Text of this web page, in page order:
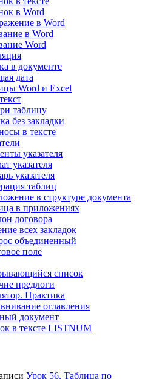
в Word
в Word
в Word
Word
в документе
дата
Word и Excel
таблицу
без закладки
в тексте
указателя
указателя
указателя
таблиц
в структуре документа
в приложениях
договора
всех закладок
объединенный
поле
список
предлоги
Практика
оглавления
документ
в тексте LISTNUM
Урок 56. Таблица по